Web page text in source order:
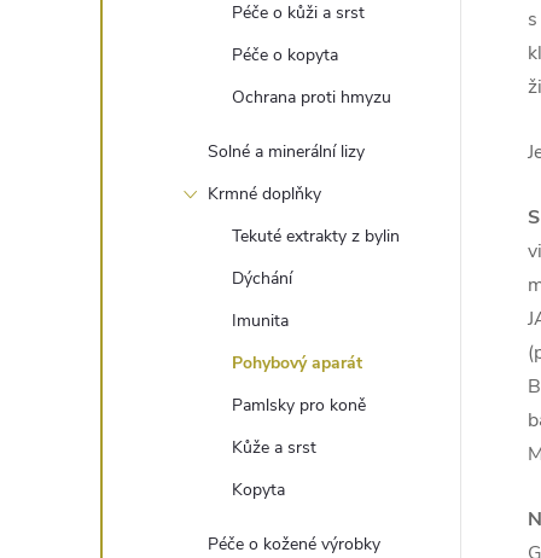
Péče o kůži a srst
Péče o kopyta
Ochrana proti hmyzu
Solné a minerální lizy
Krmné doplňky
Tekuté extrakty z bylin
Dýchání
Imunita
Pohybový aparát
Pamlsky pro koně
Kůže a srst
Kopyta
Péče o kožené výrobky